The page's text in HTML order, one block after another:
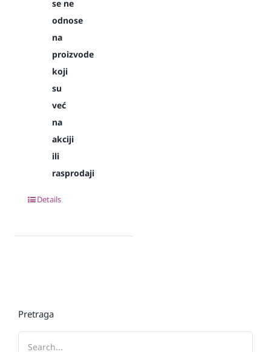
se ne
odnose
na
proizvode
koji
su
već
na
akciji
ili
rasprodaji
Details
Pretraga